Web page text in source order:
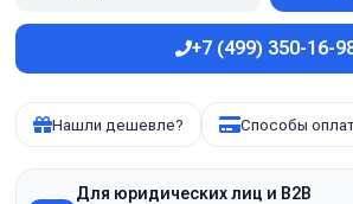
+7 (499) 350-16-
Нашли дешевле? Способы
Для юридических лиц и B2B